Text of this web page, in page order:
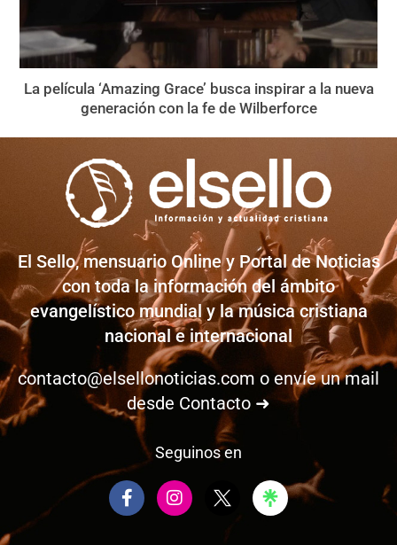
La película ‘Amazing Grace’ busca inspirar a la nueva
generación con la fe de Wilberforce
El Sello, mensuario Online y Portal de Noticias
con toda la información del ámbito
evangelístico mundial y la música cristiana
nacional e internacional
contacto@elsellonoticias.com o envíe un mail
desde Contacto ➜
Seguinos en
F
a
I
n